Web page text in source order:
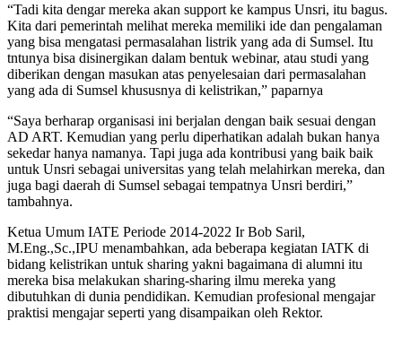
“Tadi kita dengar mereka akan support ke kampus Unsri, itu bagus.
Kita dari pemerintah melihat mereka memiliki ide dan pengalaman
yang bisa mengatasi permasalahan listrik yang ada di Sumsel. Itu
tntunya bisa disinergikan dalam bentuk webinar, atau studi yang
diberikan dengan masukan atas penyelesaian dari permasalahan
yang ada di Sumsel khususnya di kelistrikan,” paparnya
“Saya berharap organisasi ini berjalan dengan baik sesuai dengan
AD ART. Kemudian yang perlu diperhatikan adalah bukan hanya
sekedar hanya namanya. Tapi juga ada kontribusi yang baik baik
untuk Unsri sebagai universitas yang telah melahirkan mereka, dan
juga bagi daerah di Sumsel sebagai tempatnya Unsri berdiri,”
tambahnya.
Ketua Umum IATE Periode 2014-2022 Ir Bob Saril,
M.Eng.,Sc.,IPU menambahkan, ada beberapa kegiatan IATK di
bidang kelistrikan untuk sharing yakni bagaimana di alumni itu
mereka bisa melakukan sharing-sharing ilmu mereka yang
dibutuhkan di dunia pendidikan. Kemudian profesional mengajar
praktisi mengajar seperti yang disampaikan oleh Rektor.